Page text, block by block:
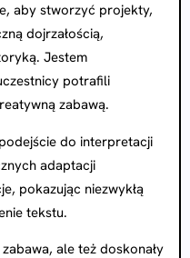
aby stworzyć projekty,
dojrzałością,
Jestem
potrafili
zabawą.
do interpretacji
adaptacji
pokazując niezwykłą
tekstu.
ale też doskonały